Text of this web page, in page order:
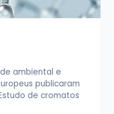
ambiental e
publicaram
de cromatos